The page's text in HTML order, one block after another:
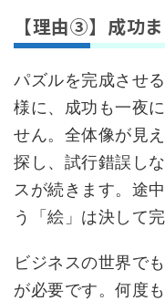
【理由③】成功
パズルを完成させ
様に、成功も一夜
せん。全体像が見
探し、試行錯誤し
スが続きます。途
う「絵」は決して
ビジネスの世界で
が必要です。何度